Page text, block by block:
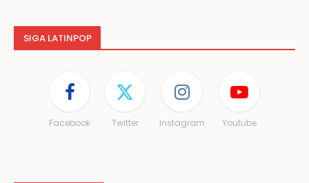
SIGA LATINPOP
Facebook Twitter Instagram Youtube